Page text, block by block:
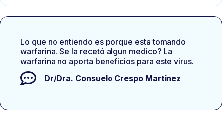
Lo que no entiendo es porque esta tomando
warfarina. Se la recetó algun medico? La
warfarina no aporta beneficios para este virus.
Dr/Dra. Consuelo Crespo Martinez